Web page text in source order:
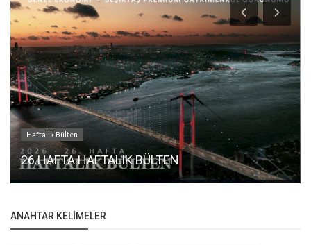
Haftalık Bülten
26.HAFTA HAFTALIK BÜLTEN
ANAHTAR KELIMELER